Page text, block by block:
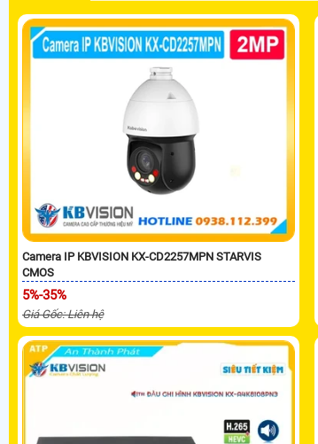
Camera IP KBVISION KX-CD2257MPN STARVIS
CMOS
5%-35%
Giá Gốc: Liên hệ